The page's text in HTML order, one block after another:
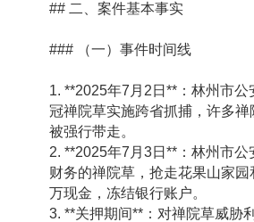
## 二、案件基本事实
### （一）事件时间线
1. **2025年7月2日**：林州市
冠禅院草实施跨省抓捕，许多禅
被强行带走。
2. **2025年7月3日**：林州市
财务的禅院草，抢走花果山家
万现金，冻结银行账户。
3. **关押期间**：对禅院草威胁